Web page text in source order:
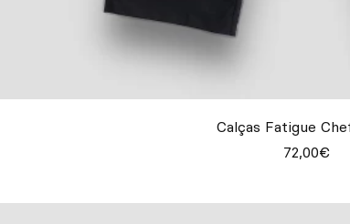
Calças Fatigue
72,00€